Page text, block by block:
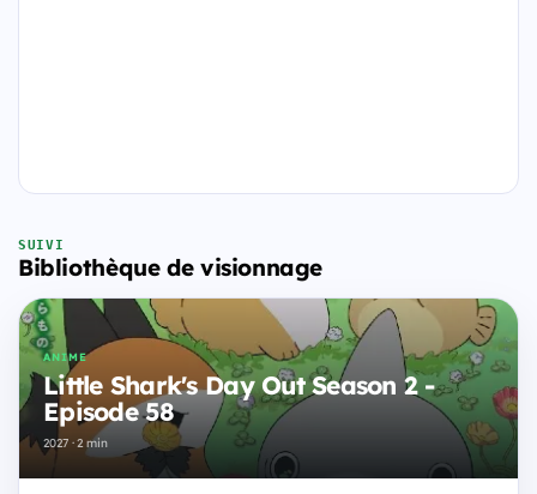
SUIVI
Bibliothèque de visionnage
ANIME
Little Shark's Day Out Season 2 -
Episode 58
2027 · 2 min